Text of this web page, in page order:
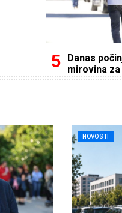
Danas
mirovina
NOVOSTI